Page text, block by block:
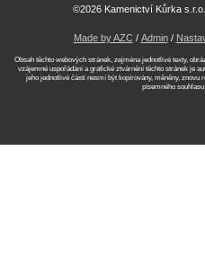
©2026 Kamenictví Kůrka
Made by AZC/ Admin/
Obsah těchto webových stránek, zejména jednotlivé texty,
vzájemné uspořádání a grafické ztvárnění těchto stránek je
jeho jednotlivé části nesmí být kopírovány, měněny,
písemného